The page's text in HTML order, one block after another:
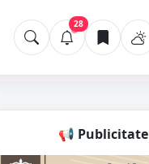
28
📢 Publicitate